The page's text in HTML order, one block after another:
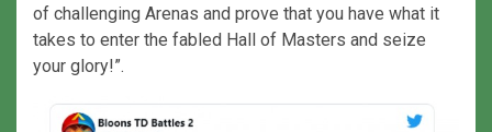
of challenging Arenas and prove that you have what it
takes to enter the fabled Hall of Masters and seize
your glory!”.